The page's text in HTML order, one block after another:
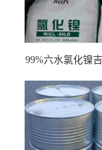
99%六水氯化镍